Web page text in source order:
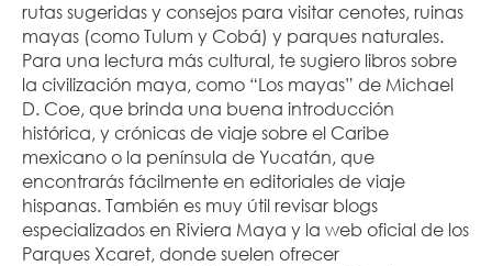
rutas sugeridas y consejos para visitar cenotes, ruinas
mayas (como Tulum y Cobá) y parques naturales.
Para una lectura más cultural, te sugiero libros sobre
la civilización maya, como “Los mayas” de Michael
D. Coe, que brinda una buena introducción
histórica, y crónicas de viaje sobre el Caribe
mexicano o la península de Yucatán, que
encontrarás fácilmente en editoriales de viaje
hispanas. También es muy útil revisar blogs
especializados en Riviera Maya y la web oficial de los
Parques Xcaret, donde suelen ofrecer